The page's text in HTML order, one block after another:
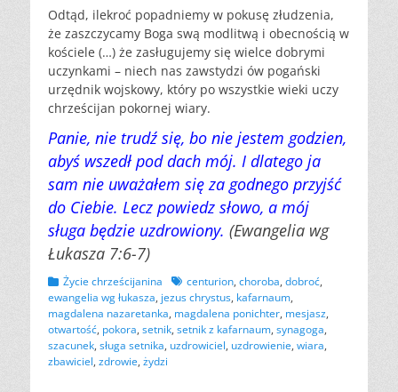
Odtąd, ilekroć popadniemy w pokusę złudzenia,
że zaszczycamy Boga swą modlitwą i obecnością w
kościele (…) że zasługujemy się wielce dobrymi
uczynkami – niech nas zawstydzi ów pogański
urzędnik wojskowy, który po wszystkie wieki uczy
chrześcijan pokornej wiary.
Panie, nie trudź się, bo nie jestem godzien,
abyś wszedł pod dach mój. I dlatego ja
sam nie uważałem się za godnego przyjść
do Ciebie. Lecz powiedz słowo, a mój
sługa będzie uzdrowiony. (Ewangelia wg
Łukasza 7:6-7)
Kategorii
Życie chrześcijanina Tagówcenturion, choroba, dobroć,
ewangelia wg łukasza, jezus chrystus, kafarnaum,
magdalena nazaretanka, magdalena ponichter, mesjasz,
otwartość, pokora, setnik, setnik z kafarnaum, synagoga,
szacunek, sługa setnika, uzdrowiciel, uzdrowienie, wiara,
zbawiciel, zdrowie, żydzi